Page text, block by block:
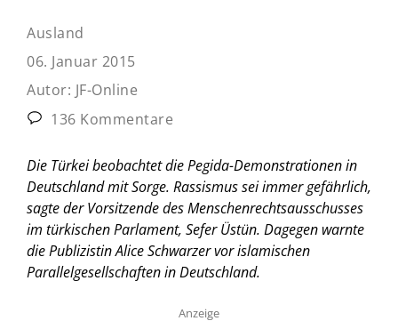
Ausland
06. Januar 2015
Autor: JF-Online
136 Kommentare
Die Türkei beobachtet die Pegida-Demonstrationen in
Deutschland mit Sorge. Rassismus sei immer gefährlich,
sagte der Vorsitzende des Menschenrechtsausschusses
im türkischen Parlament, Sefer Üstün. Dagegen warnte
die Publizistin Alice Schwarzer vor islamischen
Parallelgesellschaften in Deutschland.
Anzeige